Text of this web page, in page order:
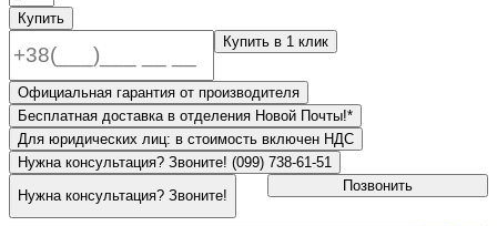
Купить
Купить в 1 клик
Официальная гарантия от производителя
Бесплатная доставка в отделения Новой Почты!*
Для юридических лиц: в стоимость включен НДС
Нужна консультация? Звоните! (099) 738-61-51
Нужна консультация? Звоните!
Позвонить